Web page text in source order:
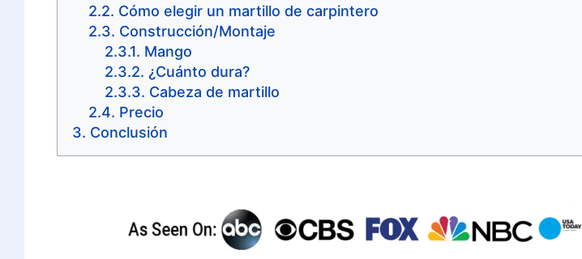
Cómo elegir un martillo de carpintero
Construcción/Montaje
Mango
¿Cuánto dura?
Cabeza de martillo
Precio
Conclusión